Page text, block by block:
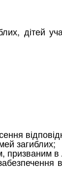
дітей
загиблих;
в